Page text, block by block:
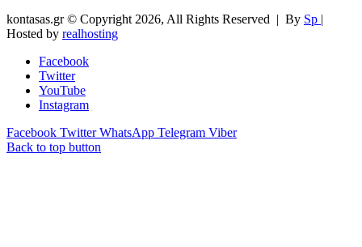
kontasas.gr © Copyright 2026, All Rights Reserved | By Sp |
Hosted by realhosting
Facebook
Twitter
YouTube
Instagram
Facebook Twitter WhatsApp Telegram Viber
Back to top button